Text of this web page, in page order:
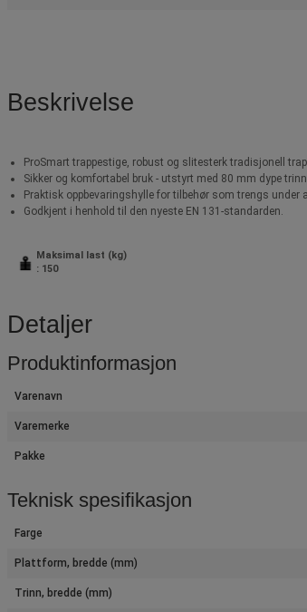
Beskrivelse
ProSmart trappestige, robust og slitesterk tradisjonell
Sikker og komfortabel bruk - utstyrt med 80 mm dype
Praktisk oppbevaringshylle for tilbehør som trengs under
Godkjent i henhold til den nyeste EN 131-standarden.
Maksimal last (kg)
: 150
Detaljer
Produktinformasjon
Varenavn
Varemerke
Pakke
Teknisk spesifikasjon
Farge
Plattform, bredde (mm)
Trinn, bredde (mm)